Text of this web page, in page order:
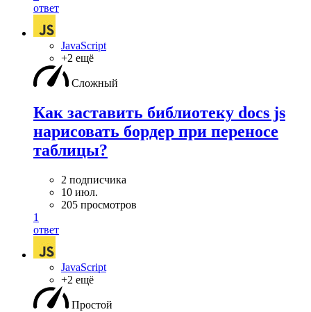
ответ
JavaScript
+2 ещё
Сложный
Как заставить библиотеку docs js
нарисовать бордер при переносе
таблицы?
2 подписчика
10 июл.
205 просмотров
1
ответ
JavaScript
+2 ещё
Простой